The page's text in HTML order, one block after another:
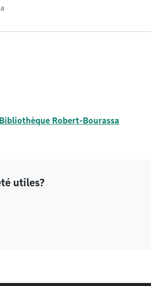
Bibliothèque Robert-Bourassa
utiles?